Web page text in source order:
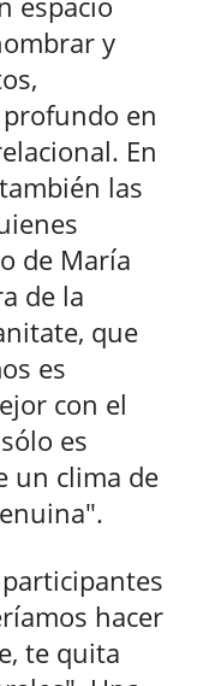
y
en
En
las
de María
de la
que
es
con el
es
un clima de
hacer
te quita